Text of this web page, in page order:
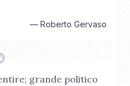
— Roberto Gervaso
grande politico